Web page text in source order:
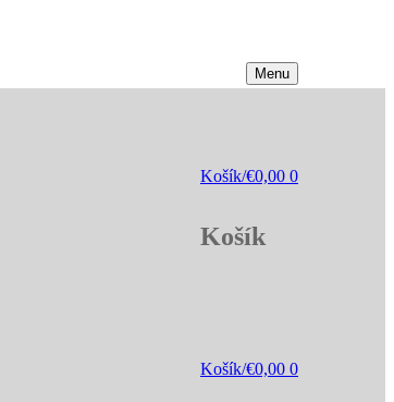
Menu
Košík/€0,00 0
Košík
Košík/€0,00 0